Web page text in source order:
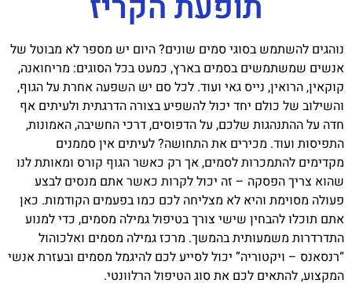
נוהגים להשתמש בסוגי סמים שונים? היום יש מספר לא מבוטל של
אנשים שמשתמשים בסמים בארץ, כמעט בכל הסוגים: מריחואנה,
קוקאין, הרואין, נייס גאי ועוד. לכל סם יש השפעה אחרת על הגוף,
והשילוב של כולם יחד יכול להשפיע בצורה הדרגתית ולעיתים אף
חדה על ההתנהגות שלכם, על הדפוסים, דרכי החשיבה, האמונות,
התפיסות ועוד. מכירים את התחושה? לעיתים אין סממנים
מקדימים להתמכרות לסמים, אך רק כאשר הגוף קורס ומאותת לנו
שהוא צריך הפסקה – זה יכול לקרות כאשר אתם מנסים לבצע
פעולה מסוימת והיא לא מצליחה לכם כמו בפעמים הקודמות. כאן
אתם תוכלו להבחין שישי צורך בטיפול גמילה מסמים, כדי למנוע
התדרדרות משמעותית בהמשך. מרכז גמילה מסמים ואלכוהול
“רנסאנס – ויקטוריה” יכול לסייע לכם להיגמל מסמים ובעזרת אנשי
המקצוע, להתאים לכם את סוג הטיפול הרלוונטי.